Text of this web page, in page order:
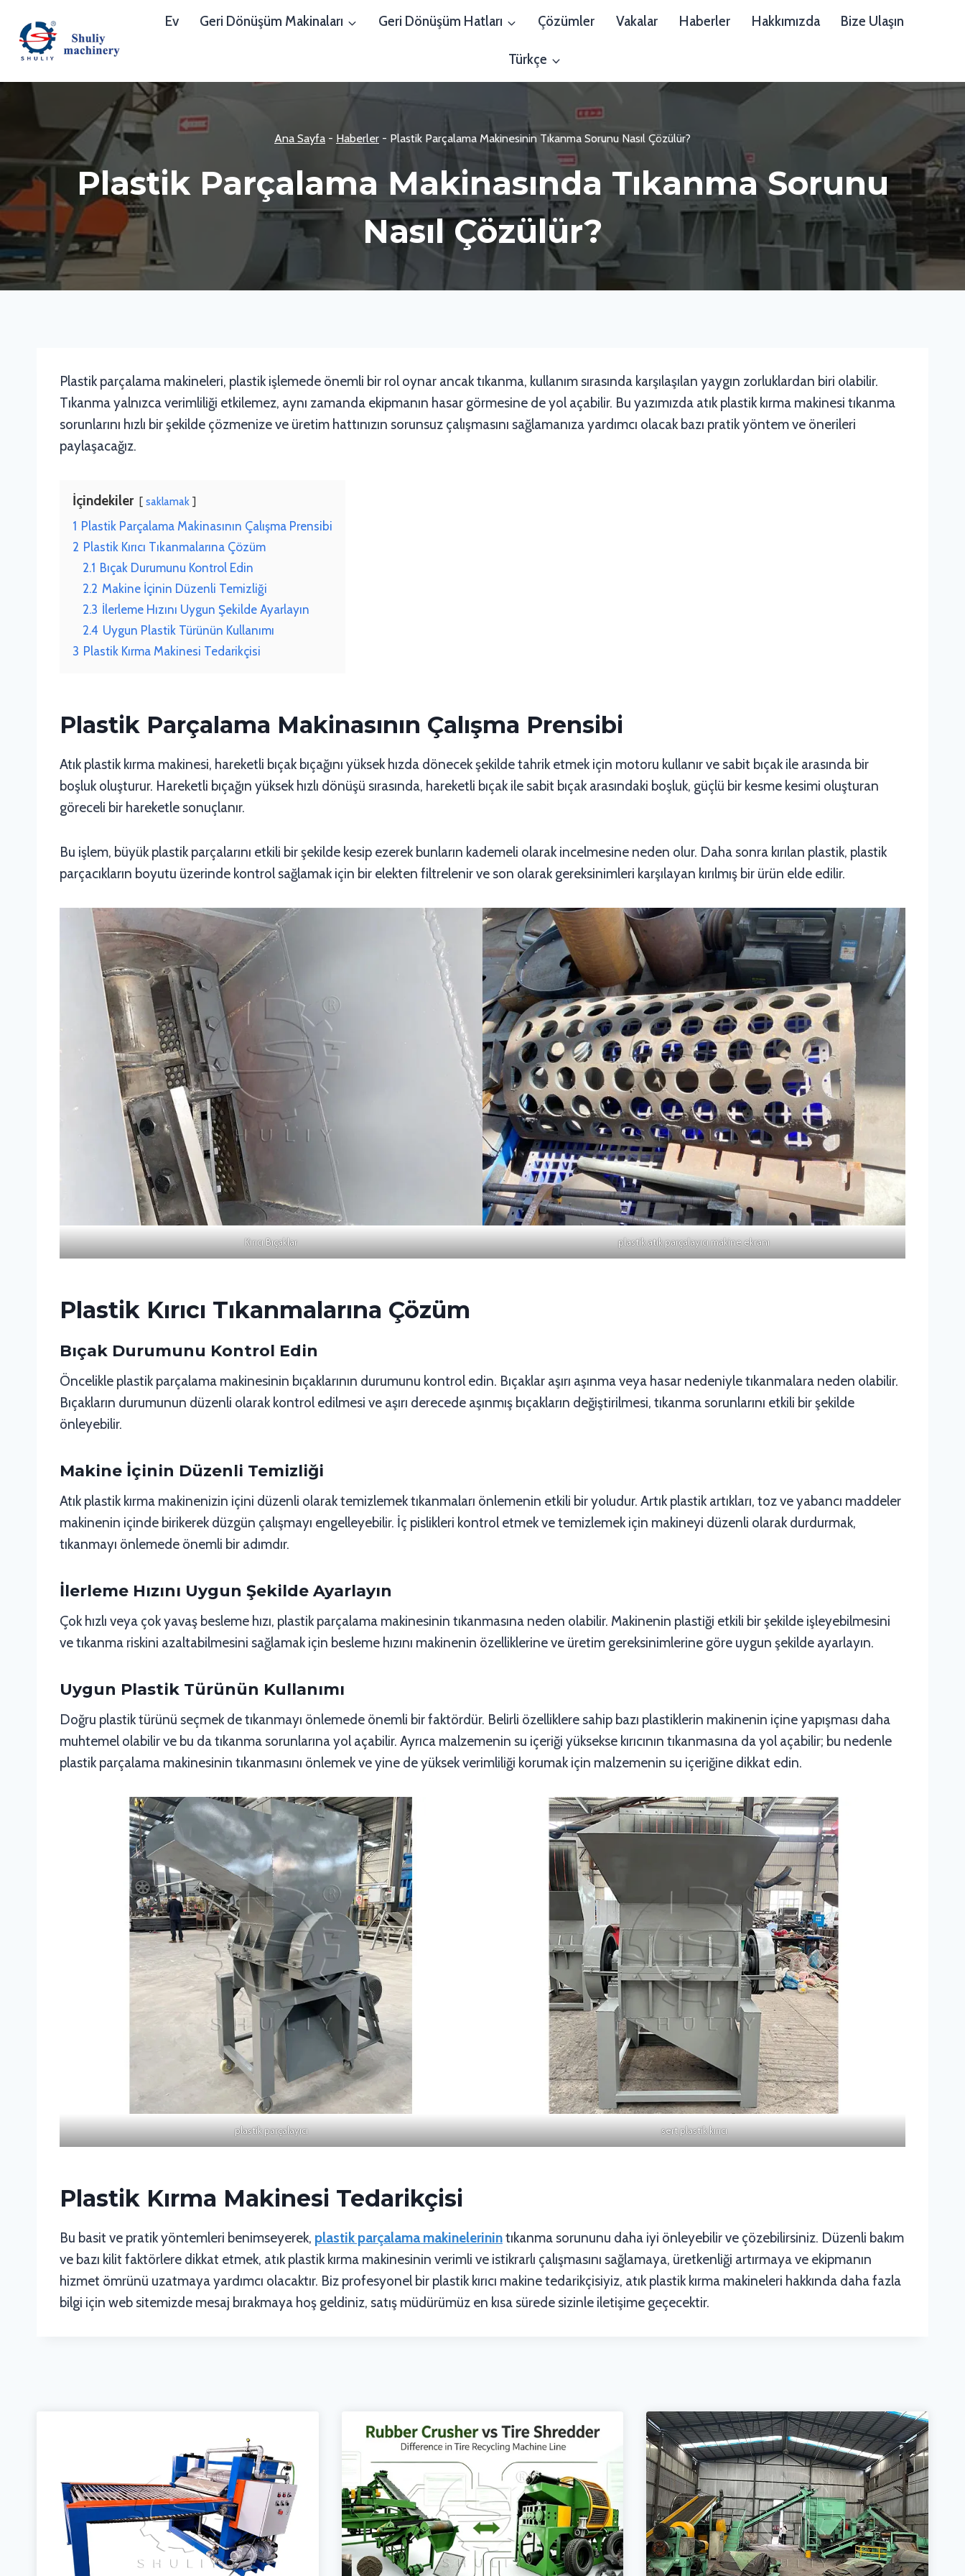
content
Ev Geri Dönüşüm Makinaları Geri Dönüşüm Hatları Çözümler Vakalar Haberler Hakkımızda Bize Ulaşın
Türkçe
Ana Sayfa - Haberler - Plastik Parçalama Makinesinin Tıkanma Sorunu Nasıl Çözülür?
Plastik Parçalama Makinasında Tıkanma Sorunu
Nasıl Çözülür?
Plastik parçalama makineleri, plastik işlemede önemli bir rol oynar ancak tıkanma, kullanım sırasında karşılaşılan yaygın zorluklardan biri olabilir.
Tıkanma yalnızca verimliliği etkilemez, aynı zamanda ekipmanın hasar görmesine de yol açabilir. Bu yazımızda atık plastik kırma makinesi tıkanma
sorunlarını hızlı bir şekilde çözmenize ve üretim hattınızın sorunsuz çalışmasını sağlamanıza yardımcı olacak bazı pratik yöntem ve önerileri
paylaşacağız.
İçindekiler saklamak
1 Plastik Parçalama Makinasının Çalışma Prensibi
2 Plastik Kırıcı Tıkanmalarına Çözüm
2.1 Bıçak Durumunu Kontrol Edin
2.2 Makine İçinin Düzenli Temizliği
2.3 İlerleme Hızını Uygun Şekilde Ayarlayın
2.4 Uygun Plastik Türünün Kullanımı
3 Plastik Kırma Makinesi Tedarikçisi
Plastik Parçalama Makinasının Çalışma Prensibi
Atık plastik kırma makinesi, hareketli bıçak bıçağını yüksek hızda dönecek şekilde tahrik etmek için motoru kullanır ve sabit bıçak ile arasında bir
boşluk oluşturur. Hareketli bıçağın yüksek hızlı dönüşü sırasında, hareketli bıçak ile sabit bıçak arasındaki boşluk, güçlü bir kesme kesimi oluşturan
göreceli bir hareketle sonuçlanır.
Bu işlem, büyük plastik parçalarını etkili bir şekilde kesip ezerek bunların kademeli olarak incelmesine neden olur. Daha sonra kırılan plastik, plastik
parçacıkların boyutu üzerinde kontrol sağlamak için bir elekten filtrelenir ve son olarak gereksinimleri karşılayan kırılmış bir ürün elde edilir.
Kırıcı Bıçaklar plastik atık parçalayıcı makine ekranı
Plastik Kırıcı Tıkanmalarına Çözüm
Bıçak Durumunu Kontrol Edin
Öncelikle plastik parçalama makinesinin bıçaklarının durumunu kontrol edin. Bıçaklar aşırı aşınma veya hasar nedeniyle tıkanmalara neden olabilir.
Bıçakların durumunun düzenli olarak kontrol edilmesi ve aşırı derecede aşınmış bıçakların değiştirilmesi, tıkanma sorunlarını etkili bir şekilde
önleyebilir.
Makine İçinin Düzenli Temizliği
Atık plastik kırma makinenizin içini düzenli olarak temizlemek tıkanmaları önlemenin etkili bir yoludur. Artık plastik artıkları, toz ve yabancı maddeler
makinenin içinde birikerek düzgün çalışmayı engelleyebilir. İç pislikleri kontrol etmek ve temizlemek için makineyi düzenli olarak durdurmak,
tıkanmayı önlemede önemli bir adımdır.
İlerleme Hızını Uygun Şekilde Ayarlayın
Çok hızlı veya çok yavaş besleme hızı, plastik parçalama makinesinin tıkanmasına neden olabilir. Makinenin plastiği etkili bir şekilde işleyebilmesini
ve tıkanma riskini azaltabilmesini sağlamak için besleme hızını makinenin özelliklerine ve üretim gereksinimlerine göre uygun şekilde ayarlayın.
Uygun Plastik Türünün Kullanımı
Doğru plastik türünü seçmek de tıkanmayı önlemede önemli bir faktördür. Belirli özelliklere sahip bazı plastiklerin makinenin içine yapışması daha
muhtemel olabilir ve bu da tıkanma sorunlarına yol açabilir. Ayrıca malzemenin su içeriği yüksekse kırıcının tıkanmasına da yol açabilir; bu nedenle
plastik parçalama makinesinin tıkanmasını önlemek ve yine de yüksek verimliliği korumak için malzemenin su içeriğine dikkat edin.
plastik parçalayıcı sert plastik kırıcı
Plastik Kırma Makinesi Tedarikçisi
Bu basit ve pratik yöntemleri benimseyerek, plastik parçalama makinelerinintıkanma sorununu daha iyi önleyebilir ve çözebilirsiniz. Düzenli bakım
ve bazı kilit faktörlere dikkat etmek, atık plastik kırma makinesinin verimli ve istikrarlı çalışmasını sağlamaya, üretkenliği artırmaya ve ekipmanın
hizmet ömrünü uzatmaya yardımcı olacaktır. Biz profesyonel bir plastik kırıcı makine tedarikçisiyiz, atık plastik kırma makineleri hakkında daha fazla
bilgi için web sitemizde mesaj bırakmaya hoş geldiniz, satış müdürümüz en kısa sürede sizinle iletişime geçecektir.